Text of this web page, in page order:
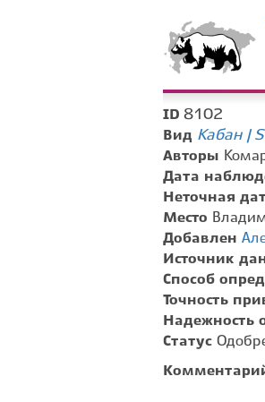
ID 8102
Вид Кабан |
Авторы
Дата
Неточная
Место
Добавлен
Источник
Способ
Точность
Надежность
Статус